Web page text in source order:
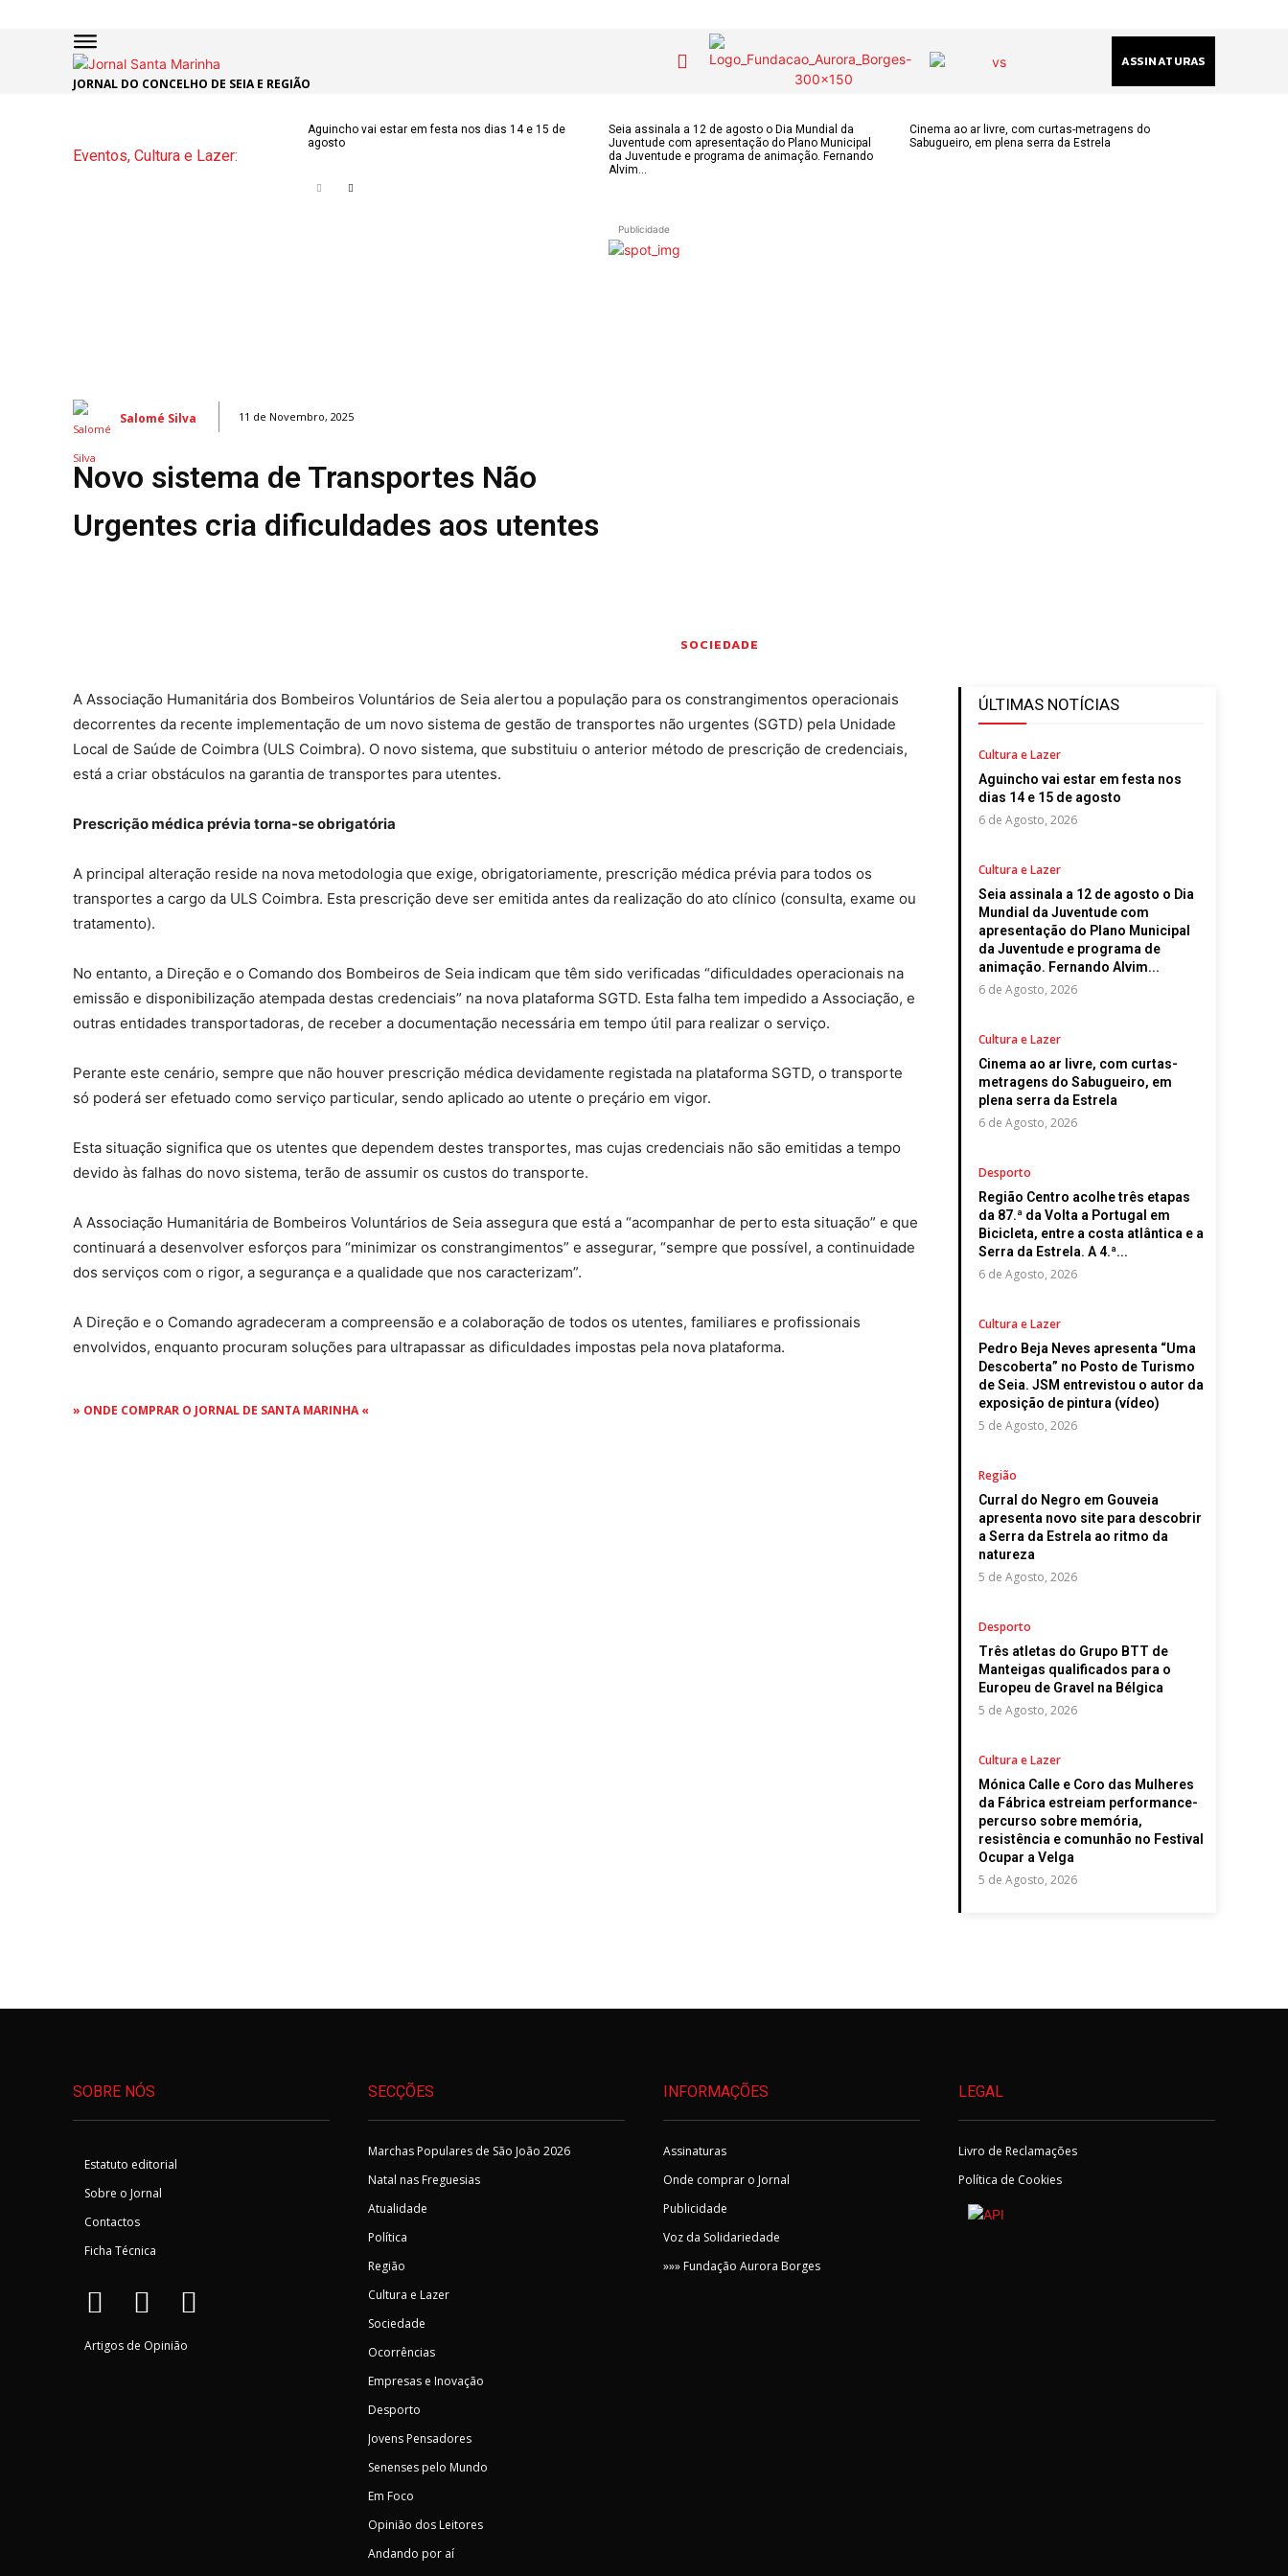
ÚLTIMAS
CULTURA E LAZER
SOCIEDADE
OCORRÊNCIAS
EM FOCO
OPINIÃO DOS LEITORES
ANDANDO POR AÍ
EM LUTO
COLUNISTAS do
Onde comprar o Jornal
Contactos
JORNAL DO CONCELHO DE SEIA E REGIÃO
ASSINATURAS
Eventos, Cultura e Lazer:
Aguincho vai estar em festa nos dias 14 e 15 de
agosto
Seia assinala a 12 de agosto o Dia Mundial da
Juventude com apresentação do Plano Municipal
da Juventude e programa de animação. Fernando
Alvim...
Cinema ao ar livre, com curtas-metragens do
Sabugueiro, em plena serra da Estrela
Publicidade
Salomé Silva 11 de Novembro, 2025
Novo sistema de Transportes Não
Urgentes cria dificuldades aos utentes
SOCIEDADE
A Associação Humanitária dos Bombeiros Voluntários de Seia alertou a população para os constrangimentos operacionais
decorrentes da recente implementação de um novo sistema de gestão de transportes não urgentes (SGTD) pela Unidade
Local de Saúde de Coimbra (ULS Coimbra). O novo sistema, que substituiu o anterior método de prescrição de credenciais,
está a criar obstáculos na garantia de transportes para utentes.
Prescrição médica prévia torna-se obrigatória
A principal alteração reside na nova metodologia que exige, obrigatoriamente, prescrição médica prévia para todos os
transportes a cargo da ULS Coimbra. Esta prescrição deve ser emitida antes da realização do ato clínico (consulta, exame ou
tratamento).
No entanto, a Direção e o Comando dos Bombeiros de Seia indicam que têm sido verificadas “dificuldades operacionais na
emissão e disponibilização atempada destas credenciais” na nova plataforma SGTD. Esta falha tem impedido a Associação, e
outras entidades transportadoras, de receber a documentação necessária em tempo útil para realizar o serviço.
Perante este cenário, sempre que não houver prescrição médica devidamente registada na plataforma SGTD, o transporte
só poderá ser efetuado como serviço particular, sendo aplicado ao utente o preçário em vigor.
Esta situação significa que os utentes que dependem destes transportes, mas cujas credenciais não são emitidas a tempo
devido às falhas do novo sistema, terão de assumir os custos do transporte.
A Associação Humanitária de Bombeiros Voluntários de Seia assegura que está a “acompanhar de perto esta situação” e que
continuará a desenvolver esforços para “minimizar os constrangimentos” e assegurar, “sempre que possível, a continuidade
dos serviços com o rigor, a segurança e a qualidade que nos caracterizam”.
A Direção e o Comando agradeceram a compreensão e a colaboração de todos os utentes, familiares e profissionais
envolvidos, enquanto procuram soluções para ultrapassar as dificuldades impostas pela nova plataforma.
» ONDE COMPRAR O JORNAL DE SANTA MARINHA «
ÚLTIMAS NOTÍCIAS
Cultura e Lazer
Aguincho vai estar em festa nos
dias 14 e 15 de agosto
6 de Agosto, 2026
Cultura e Lazer
Seia assinala a 12 de agosto o Dia
Mundial da Juventude com
apresentação do Plano Municipal
da Juventude e programa de
animação. Fernando Alvim...
6 de Agosto, 2026
Cultura e Lazer
Cinema ao ar livre, com curtas-
metragens do Sabugueiro, em
plena serra da Estrela
6 de Agosto, 2026
Desporto
Região Centro acolhe três etapas
da 87.ª da Volta a Portugal em
Bicicleta, entre a costa atlântica e a
Serra da Estrela. A 4.ª...
6 de Agosto, 2026
Cultura e Lazer
Pedro Beja Neves apresenta “Uma
Descoberta” no Posto de Turismo
de Seia. JSM entrevistou o autor da
exposição de pintura (vídeo)
5 de Agosto, 2026
Região
Curral do Negro em Gouveia
apresenta novo site para descobrir
a Serra da Estrela ao ritmo da
natureza
5 de Agosto, 2026
Desporto
Três atletas do Grupo BTT de
Manteigas qualificados para o
Europeu de Gravel na Bélgica
5 de Agosto, 2026
Cultura e Lazer
Mónica Calle e Coro das Mulheres
da Fábrica estreiam performance-
percurso sobre memória,
resistência e comunhão no Festival
Ocupar a Velga
5 de Agosto, 2026
SOBRE NÓS
Estatuto editorial
Sobre o Jornal
Contactos
Ficha Técnica
Artigos de Opinião
SECÇÕES
Marchas Populares de São João 2026
Natal nas Freguesias
Atualidade
Política
Região
Cultura e Lazer
Sociedade
Ocorrências
Empresas e Inovação
Desporto
Jovens Pensadores
Senenses pelo Mundo
Em Foco
Opinião dos Leitores
Andando por aí
INFORMAÇÕES
Assinaturas
Onde comprar o Jornal
Publicidade
Voz da Solidariedade
»»» Fundação Aurora Borges
LEGAL
Livro de Reclamações
Política de Cookies